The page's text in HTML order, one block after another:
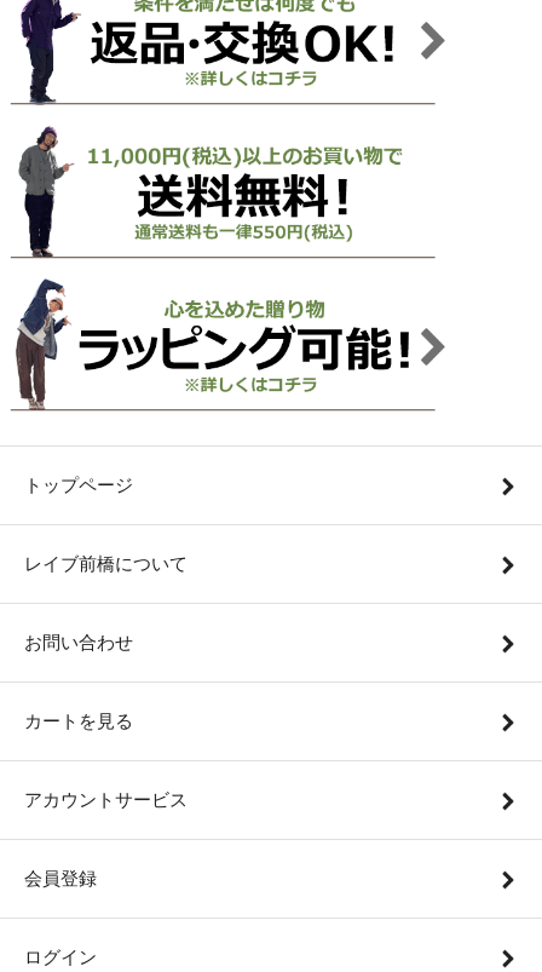
トップページ
レイブ前橋について
お問い合わせ
カートを見る
アカウントサービス
会員登録
ログイン